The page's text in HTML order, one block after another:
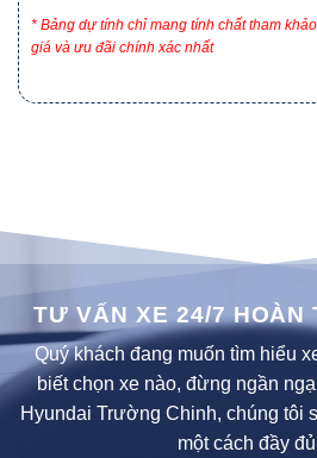
* Bảng dự tính chỉ mang tính chất tham
giá và ưu đãi chính xác nhất
TƯ VẤN XE 24/7 HOÀN
Quý khách đang muốn tìm hiểu
biết chọn xe nào, đừng ngần
Hyundai Trường Chinh, chúng tôi
một cách đầy